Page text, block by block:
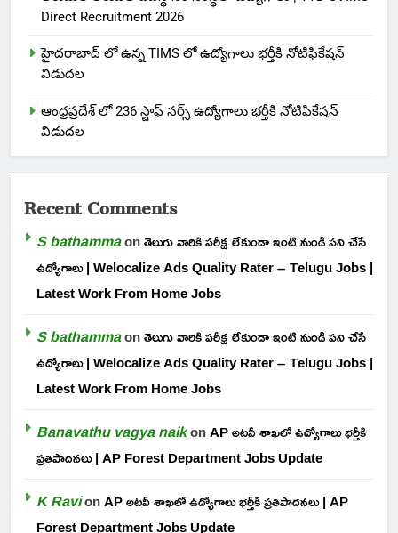
Direct Recruitment 2026
హైదరాబాద్ లో ఉన్న TIMS లో ఉద్యోగాలు భర్తీకి నోటిఫికేషన్
విడుదల
ఆంధ్రప్రదేశ్ లో 236 స్టాఫ్ నర్స్ ఉద్యోగాలు భర్తీకి నోటిఫికేషన్
విడుదల
Recent Comments
S bathammaonతెలుగు వారికి పరీక్ష లేకుండా ఇంటి నుండి పని చేసే
ఉద్యోగాలు | Welocalize Ads Quality Rater – Telugu Jobs |
Latest Work From Home Jobs
S bathammaonతెలుగు వారికి పరీక్ష లేకుండా ఇంటి నుండి పని చేసే
ఉద్యోగాలు | Welocalize Ads Quality Rater – Telugu Jobs |
Latest Work From Home Jobs
Banavathu vagya naikonAP అటవీ శాఖలో ఉద్యోగాలు భర్తీకి
ప్రతిపాదనలు | AP Forest Department Jobs Update
K RavionAP అటవీ శాఖలో ఉద్యోగాలు భర్తీకి ప్రతిపాదనలు | AP
Forest Department Jobs Update